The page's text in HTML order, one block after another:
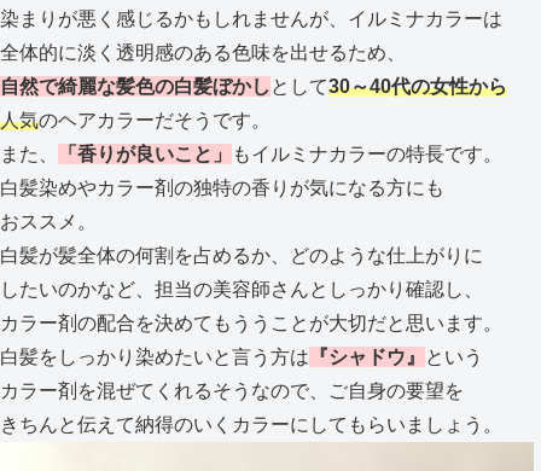
染まりが悪く感じるかもしれませんが、イルミナカラーは
全体的に淡く透明感のある色味を出せるため、
自然で綺麗な髪色の白髪ぼかし として30～40代の女性から
人気のヘアカラーだそうです。
また、
「香りが良いこと」
もイルミナカラーの特長です。
白髪染めやカラー剤の独特の香りが気になる方にも
おススメ。
白髪が髪全体の何割を占めるか、どのような仕上がりに
したいのかなど、担当の美容師さんとしっかり確認し、
カラー剤の配合を決めてもううことが大切だと思います。
白髪をしっかり染めたいと言う方は 『シャドウ』
という
カラー剤を混ぜてくれるそうなので、ご自身の要望を
きちんと伝えて納得のいくカラーにしてもらいましょう。